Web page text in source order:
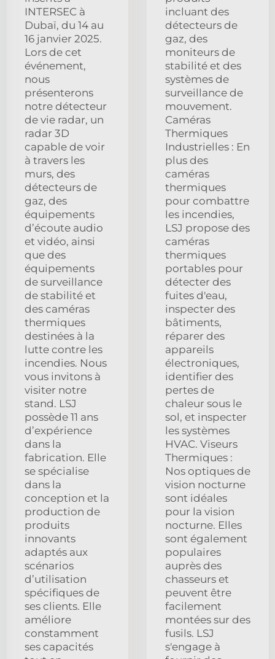
INTERSEC à
Dubaï, du 14 au
16 janvier 2025.
Lors de cet
événement,
nous
présenterons
notre détecteur
de vie radar, un
radar 3D
capable de voir
à travers les
murs, des
détecteurs de
gaz, des
équipements
d’écoute audio
et vidéo, ainsi
que des
équipements
de surveillance
de stabilité et
des caméras
thermiques
destinées à la
lutte contre les
incendies. Nous
vous invitons à
visiter notre
stand. LSJ
possède 11 ans
d’expérience
dans la
fabrication. Elle
se spécialise
dans la
conception et la
production de
produits
innovants
adaptés aux
scénarios
d’utilisation
spécifiques de
ses clients. Elle
améliore
constamment
ses capacités
incluant des
détecteurs de
gaz, des
moniteurs de
stabilité et des
systèmes de
surveillance de
mouvement.
Caméras
Thermiques
Industrielles : En
plus des
caméras
thermiques
pour combattre
les incendies,
LSJ propose des
caméras
thermiques
portables pour
détecter des
fuites d'eau,
inspecter des
bâtiments,
réparer des
appareils
électroniques,
identifier des
pertes de
chaleur sous le
sol, et inspecter
les systèmes
HVAC. Viseurs
Thermiques :
Nos optiques de
vision nocturne
sont idéales
pour la vision
nocturne. Elles
sont également
populaires
auprès des
chasseurs et
peuvent être
facilement
montées sur des
fusils. LSJ
s'engage à